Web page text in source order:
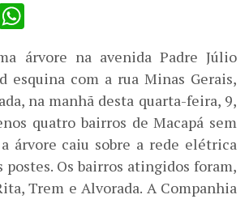
árvore na avenida Padre Júlio
esquina com a rua Minas Gerais,
na manhã desta quarta-feira, 9,
quatro bairros de Macapá sem
árvore caiu sobre a rede elétrica
postes. Os bairros atingidos foram,
Trem e Alvorada. A Companhia